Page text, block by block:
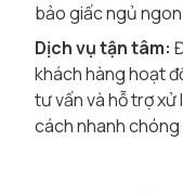
bảo giấc ngủ
Dịch vụ tận tâm:
khách hàng hoạt
tư vấn và hỗ trợ xử
cách nhanh chóng